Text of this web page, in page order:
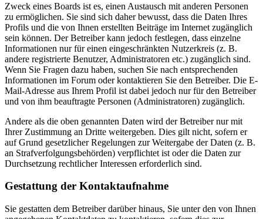
Zweck eines Boards ist es, einen Austausch mit anderen Personen
zu ermöglichen. Sie sind sich daher bewusst, dass die Daten Ihres
Profils und die von Ihnen erstellten Beiträge im Internet zugänglich
sein können. Der Betreiber kann jedoch festlegen, dass einzelne
Informationen nur für einen eingeschränkten Nutzerkreis (z. B.
andere registrierte Benutzer, Administratoren etc.) zugänglich sind.
Wenn Sie Fragen dazu haben, suchen Sie nach entsprechenden
Informationen im Forum oder kontaktieren Sie den Betreiber. Die E-
Mail-Adresse aus Ihrem Profil ist dabei jedoch nur für den Betreiber
und von ihm beauftragte Personen (Administratoren) zugänglich.
Andere als die oben genannten Daten wird der Betreiber nur mit
Ihrer Zustimmung an Dritte weitergeben. Dies gilt nicht, sofern er
auf Grund gesetzlicher Regelungen zur Weitergabe der Daten (z. B.
an Strafverfolgungsbehörden) verpflichtet ist oder die Daten zur
Durchsetzung rechtlicher Interessen erforderlich sind.
Gestattung der Kontaktaufnahme
Sie gestatten dem Betreiber darüber hinaus, Sie unter den von Ihnen